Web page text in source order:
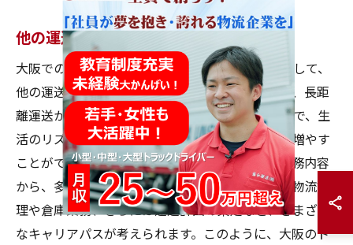
他の運送業務に転向する方法
大阪でのトラックドライバーとしての経験を活かして、
他の運送業務に転向する方法もあります。例えば、長距
離運送から地域密着型の配送業務に転向することで、生
活のリズムを整えることができ、家族との時間を増やす
ことができます。また、運送業界はその幅広い業務内容
から、多様なスキルを活かせる場でもあります。物流管
理や倉庫業務、さらには運送計画の策定など、さまざま
なキャリアパスが考えられます。このように、大阪のト